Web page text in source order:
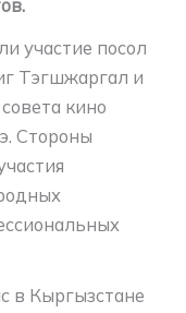
участие посол
Тэгшжаргал и
кино
Стороны
в Кыргызстане